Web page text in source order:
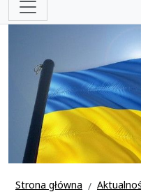
Strona główna